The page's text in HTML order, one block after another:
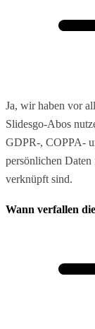
Ja, wir haben vor
Slidesgo-Abos
GDPR-, COPPA-
persönlichen
verknüpft sind.
Wann verfallen